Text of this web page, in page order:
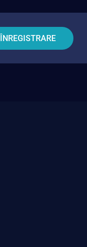
ÎNREGISTRARE